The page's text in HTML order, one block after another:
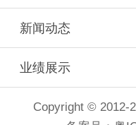
新闻动态
业绩展示
Copyright © 2012-